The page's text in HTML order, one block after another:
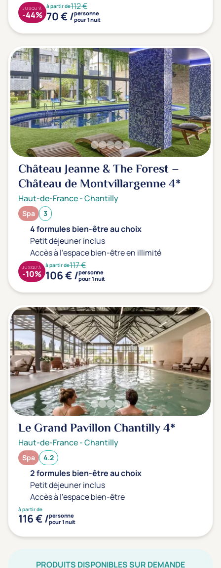
à partir de112 €
70 € /personne
pour 1 nuit
JUSQU'À
-44%
Château Jeanne & The Forest –
Château de Montvillargenne4*
Haut-de-France-Chantilly
Spa 3
4 formules bien-être au choix
Petit déjeuner inclus
Accès à l'espace bien-être en illimité
à partir de117 €
106 € /personne
pour 1 nuit
JUSQU'À
-10%
Le Grand Pavillon Chantilly4*
Haut-de-France-Chantilly
Spa 4.2
2 formules bien-être au choix
Petit déjeuner inclus
Accès à l'espace bien-être
à partir de
116 € /personne
pour 1 nuit
PRODUITS DISPONIBLES SUR DEMANDE